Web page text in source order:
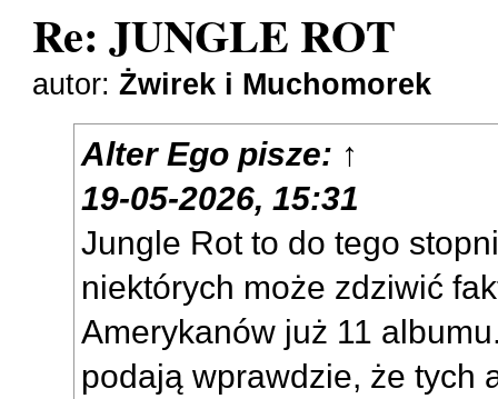
Re: JUNGLE ROT
autor:Żwirek i Muchomorek
Alter Ego pisze: ↑
19-05-2026, 15:31
Jungle Rot to do tego
niektórych może zdziwić
Amerykanów już 11
podają wprawdzie, że tych